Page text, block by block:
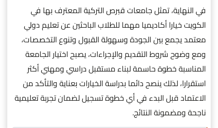
في النهاية، تمثل جامعات قبرص التركية المعترف بها في
الكويت خيارا أكاديميا مهما للطلاب الباحثين عن تعليم دولي
معتمد يجمع بين الجودة وسهولة القبول وتنوع التخصصات،
ومع وضوح شروط التقديم والإجراءات، يصبح اختيار الجامعة
المناسبة خطوة حاسمة لبناء مستقبل دراسي ومهني أكثر
استقرارا، لذلك ينصح دائما بدراسة الخيارات بعناية والتأكد من
الاعتماد قبل البدء في أي خطوة تسجيل لضمان تجربة تعليمية
ناجحة ومضمونة النتائج.